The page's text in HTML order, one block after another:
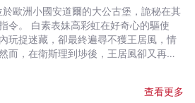
歐洲小國安道爾的大公古堡，詭秘在其
心的驅使
玩捉迷藏，卻最終遍尋不獲王居風，情
而，在衛斯理到埗後，王居風卻又再突
尋芳。然而一波未平一波又起，古昂離
查看更多